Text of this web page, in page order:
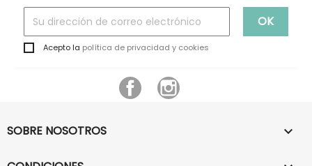
Acepto la política de privacidad y cookies
Facebook
SOBRE NOSOTROS 